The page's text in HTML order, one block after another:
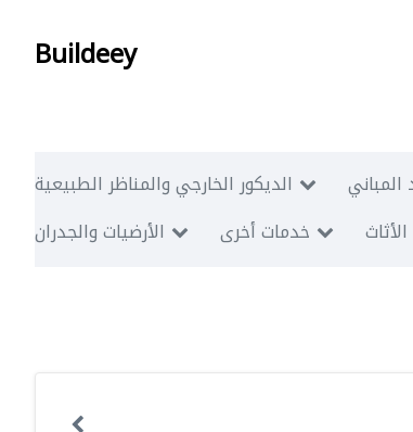
Buildeey
الديكور الخارجي والمناظر الطبيعية
الأرضيات والجدران
خدمات أخرى الأثاث